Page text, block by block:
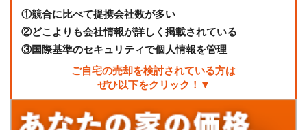
①競合に比べて提携会社数が多い
②どこよりも会社情報が詳しく掲載されている
③国際基準のセキュリティで個人情報を管理
ご自宅の売却を検討されている方は
ぜひ以下をクリック！▼